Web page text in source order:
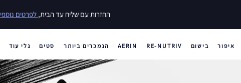
וגם, 30% הנחה על סדרת Double Wear
איפור בישום RE-NUTRIV
AERIN הנמכרים ביותר סטים גלי עוד